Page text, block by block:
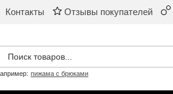
Контакты Отзывы покупателей
пижама с брюками